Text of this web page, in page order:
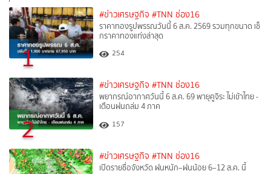
1
#ข่าวเศรษฐกิจ #TNN ช่อง16
ราคาทองรูปพรรณวันนี้ 6 ส.ค. 2569 รวมทุกขนาด เช็
กราคาทองแท่งล่าสุด
254
2
#ข่าวเศรษฐกิจ #TNN ช่อง16
พยากรณ์อากาศวันนี้ 6 ส.ค. 69 พายุคูจิระ ไม่เข้าไทย -
เตือนฝนถล่ม 4 ภาค
157
#ข่าวเศรษฐกิจ #TNN ช่อง16
เปิดรายชื่อจังหวัด ฝนหนัก–ฝนน้อย 6–12 ส.ค. นี้